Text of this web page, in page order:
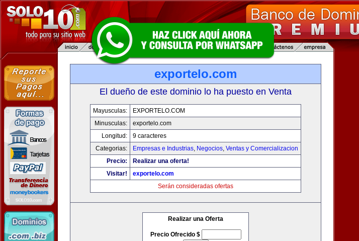
exportelo.com
El dueño de este dominio lo ha puesto en Venta
Mayusculas:
EXPORTELO.COM
Minusculas:
exportelo.com
Longitud:
9 caracteres
Categorias:
Empresas e Industrias, Negocios, Ventas y Comercializacion
Precio:
Realizar una oferta!
Visitar!
exportelo.com
Serán consideradas ofertas
Realizar una Oferta
Precio Ofrecido $